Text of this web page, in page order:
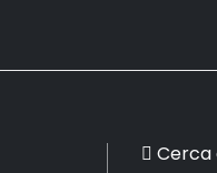
Cerca